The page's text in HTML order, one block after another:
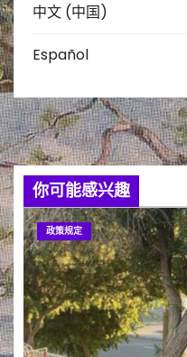
中文 (中国)
Español
你可能感兴趣
政策规定